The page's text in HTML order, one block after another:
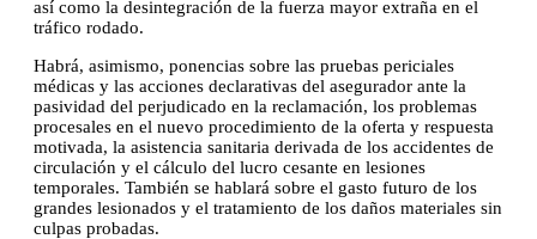
así como la desintegración de la fuerza mayor extraña en el
tráfico rodado.
Habrá, asimismo, ponencias sobre las pruebas periciales
médicas y las acciones declarativas del asegurador ante la
pasividad del perjudicado en la reclamación, los problemas
procesales en el nuevo procedimiento de la oferta y respuesta
motivada, la asistencia sanitaria derivada de los accidentes de
circulación y el cálculo del lucro cesante en lesiones
temporales. También se hablará sobre el gasto futuro de los
grandes lesionados y el tratamiento de los daños materiales sin
culpas probadas.